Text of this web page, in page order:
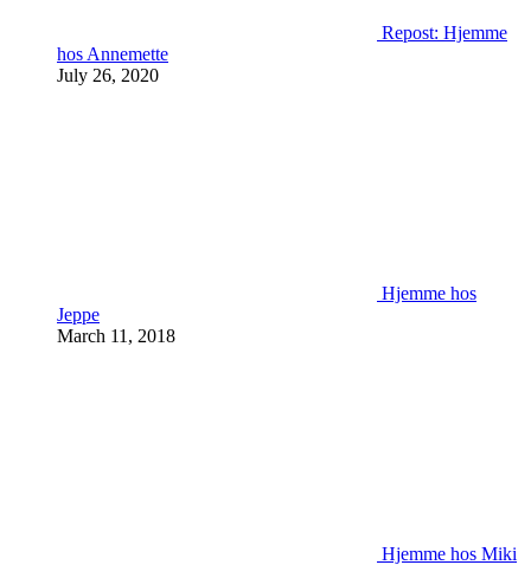
Repost: Hjemme
hos Annemette
July 26, 2020
Hjemme hos
Jeppe
March 11, 2018
Hjemme hos Miki